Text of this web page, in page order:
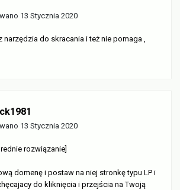
13 Stycznia 2020
narzędzia do skracania i też nie pomaga ,
13 Stycznia 2020
rozwiązanie]
domenę i postaw na niej stronkę typu LP i
do kliknięcia i przejścia na Twoją